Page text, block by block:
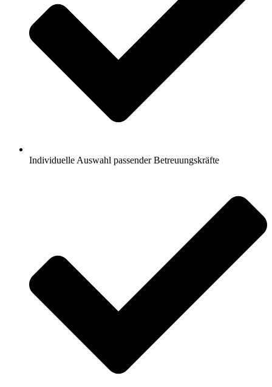
Individuelle Auswahl passender Betreuungskräfte